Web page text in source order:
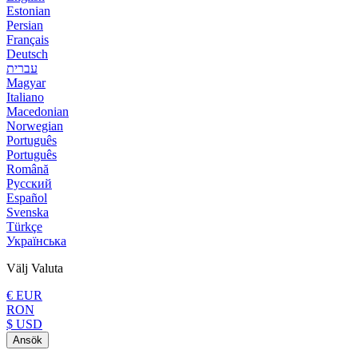
Estonian
Persian
Français
Deutsch
עברית
Magyar
Italiano
Macedonian
Norwegian
Português
Português
Română
Русский
Español
Svenska
Türkçe
Українська
Välj Valuta
€ EUR
RON
$ USD
Ansök